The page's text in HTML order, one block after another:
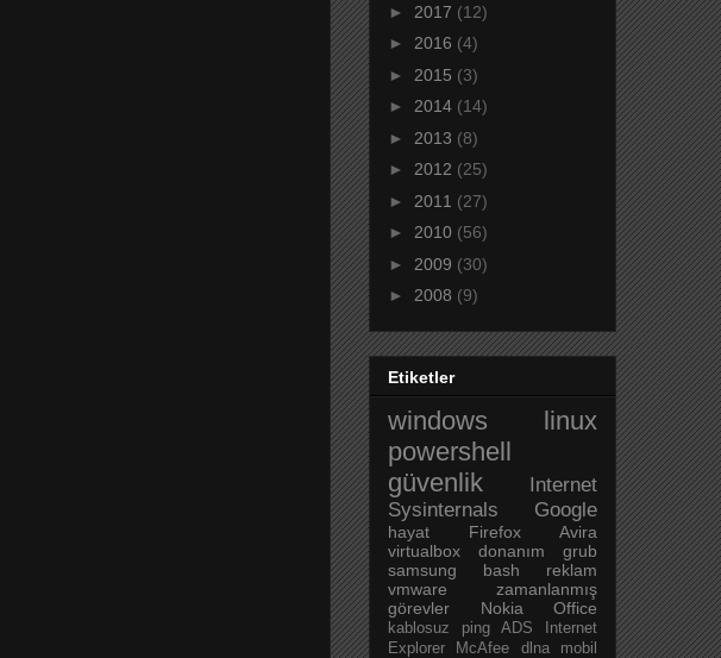
► 2017 (12)
► 2016 (4)
► 2015 (3)
► 2014 (14)
► 2013 (8)
► 2012 (25)
► 2011 (27)
► 2010 (56)
► 2009 (30)
► 2008 (9)
Etiketler
windows
linux
powershell
güvenlik
Internet
Sysinternals
Google
hayat Firefox
Avira
virtualbox
donanım
grub
samsung
bash
reklam
vmware
zamanlanmış
görevler
Nokia Office
kablosuz ping ADS
Internet
Explorer
McAfee dlna
mobil